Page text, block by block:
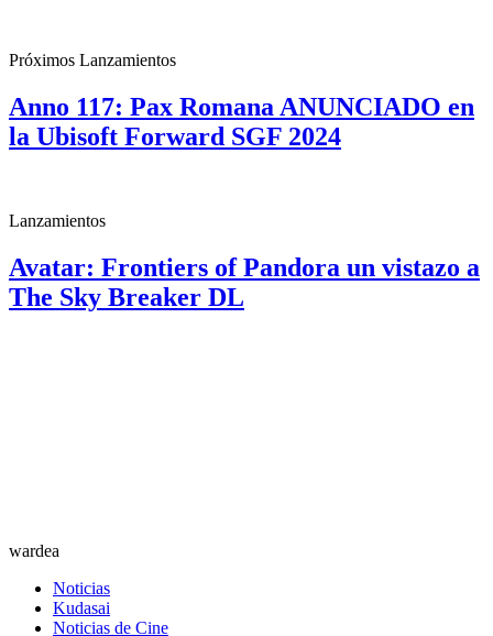
Próximos Lanzamientos
Anno 117: Pax Romana ANUNCIADO en
la Ubisoft Forward SGF 2024
Lanzamientos
Avatar: Frontiers of Pandora un vistazo a
The Sky Breaker DL
wardea
Noticias
Kudasai
Noticias de Cine